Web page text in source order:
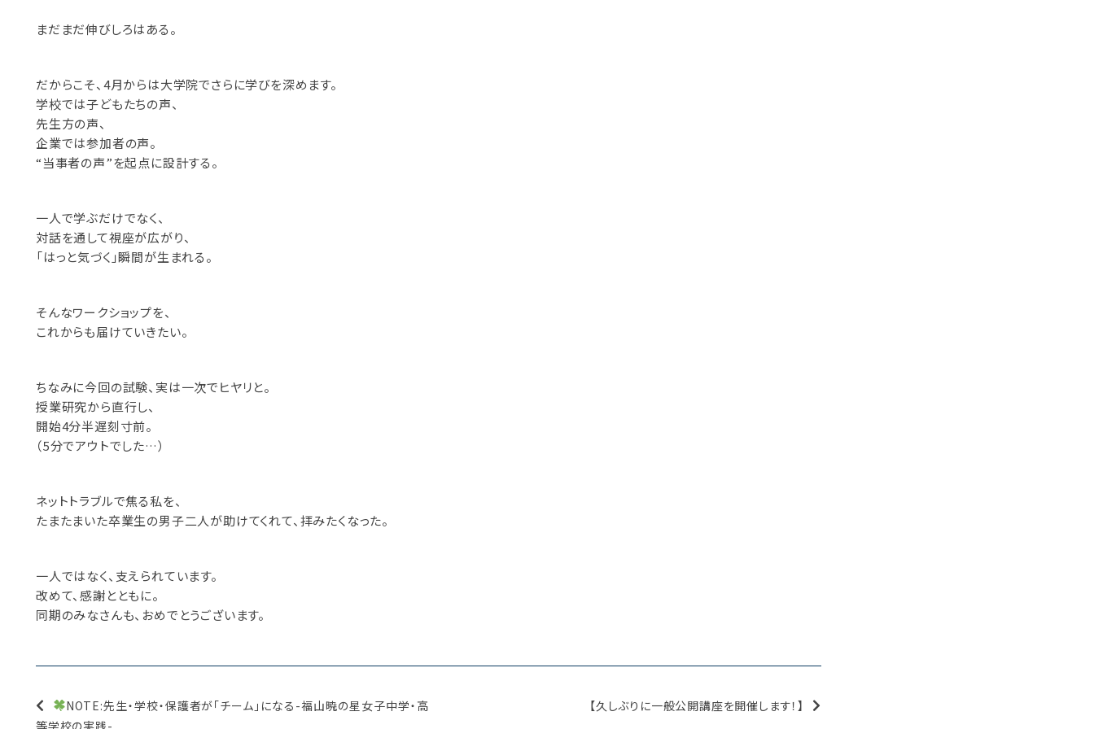
まだまだ伸びしろはある。
だからこそ、4月からは大学院でさらに学びを深めます。
学校では子どもたちの声、
先生方の声、
企業では参加者の声。
“当事者の声”を起点に設計する。
一人で学ぶだけでなく、
対話を通して視座が広がり、
「はっと気づく」瞬間が生まれる。
そんなワークショップを、
これからも届けていきたい。
ちなみに今回の試験、実は一次でヒヤリと。
授業研究から直行し、
開始4分半遅刻寸前。
（5分でアウトでした…）
ネットトラブルで焦る私を、
たまたまいた卒業生の男子二人が助けてくれて、拝みたくなった。
一人ではなく、支えられています。
改めて、感謝とともに。
同期のみなさんも、おめでとうございます。
NOTE:先生・学校・保護者が「チーム」になる-福山暁の星女子中学・高
等学校の実践-
【久しぶりに一般公開講座を開催します！】